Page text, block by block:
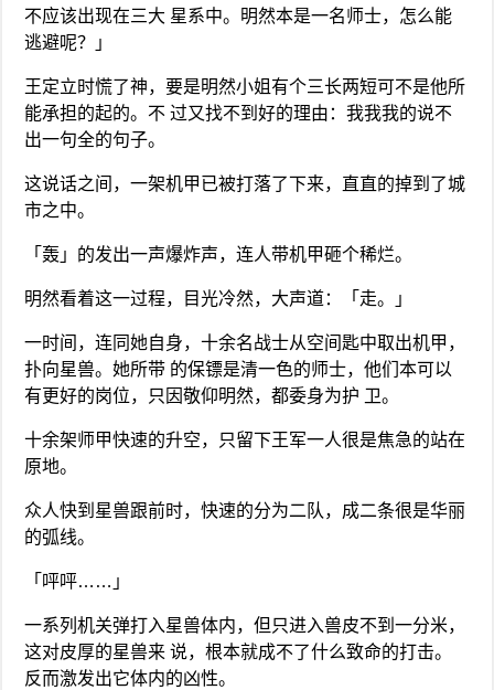
不应该出现在三大 星系中。明然本是一名师士，怎么能
逃避呢？」
王定立时慌了神，要是明然小姐有个三长两短可不是他所
能承担的起的。不 过又找不到好的理由：我我我的说不
出一句全的句子。
这说话之间，一架机甲已被打落了下来，直直的掉到了城
市之中。
「轰」的发出一声爆炸声，连人带机甲砸个稀烂。
明然看着这一过程，目光冷然，大声道：「走。」
一时间，连同她自身，十余名战士从空间匙中取出机甲，
扑向星兽。她所带 的保镖是清一色的师士，他们本可以
有更好的岗位，只因敬仰明然，都委身为护 卫。
十余架师甲快速的升空，只留下王军一人很是焦急的站在
原地。
众人快到星兽跟前时，快速的分为二队，成二条很是华丽
的弧线。
「呯呯……」
一系列机关弹打入星兽体内，但只进入兽皮不到一分米，
这对皮厚的星兽来 说，根本就成不了什么致命的打击。
反而激发出它体内的凶性。